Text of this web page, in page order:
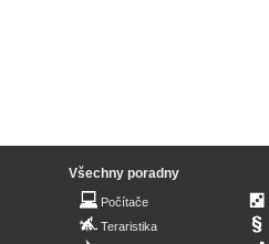
Všechny poradny
Počítače
Teraristika